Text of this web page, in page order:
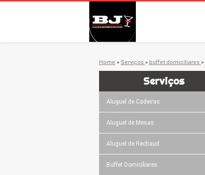
Home » Serviços » buffet domicíliares »
Serviços
Aluguel de Cadeiras
Aluguel de Mesas
Aluguel de Rechaud
Buffet Domicíliares